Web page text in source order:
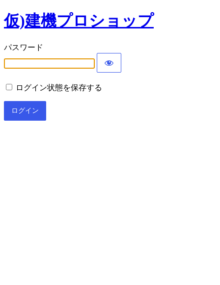
仮)建機プロショップ
パスワード
ログイン状態を保存する